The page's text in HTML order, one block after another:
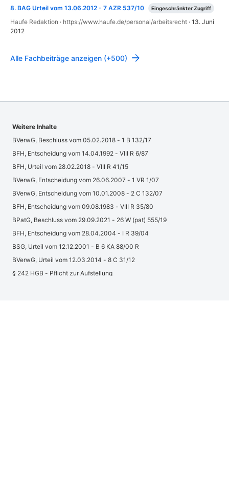
8. BAG Urteil vom 13.06.2012 - 7 AZR 537/10 Eingeschränkter Zugriff
Haufe Redaktion · https://www.haufe.de/personal/arbeitsrecht · 13. Juni
2012
Alle Fachbeiträge anzeigen (+500)
Weitere Inhalte
BVerwG, Beschluss vom 05.02.2018 - 1 B 132/17
BFH, Entscheidung vom 14.04.1992 - VIII R 6/87
BFH, Urteil vom 28.02.2018 - VIII R 41/15
BVerwG, Entscheidung vom 26.06.2007 - 1 VR 1/07
BVerwG, Entscheidung vom 10.01.2008 - 2 C 132/07
BFH, Entscheidung vom 09.08.1983 - VIII R 35/80
BPatG, Beschluss vom 29.09.2021 - 26 W (pat) 555/19
BFH, Entscheidung vom 28.04.2004 - I R 39/04
BSG, Urteil vom 12.12.2001 - B 6 KA 88/00 R
BVerwG, Urteil vom 12.03.2014 - 8 C 31/12
§ 242 HGB - Pflicht zur Aufstellung